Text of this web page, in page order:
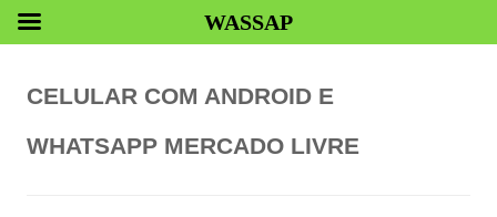
CELULAR COM ANDROID E
WHATSAPP MERCADO LIVRE
WASSAP